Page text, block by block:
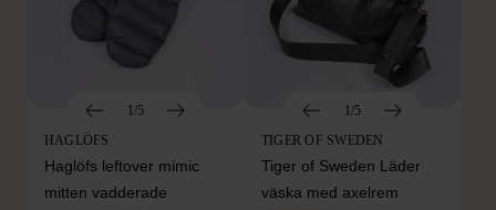
1/5
HAGLÖFS
Haglöfs leftover mimic
mitten vadderade
1/5
TIGER OF SWEDEN
Tiger of Sweden Läder
väska med axelrem